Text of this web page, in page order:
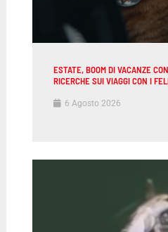
ESTATE, BOOM DI VACANZE
RICERCHE SUI VIAGGI CON I
6 Agosto 2026